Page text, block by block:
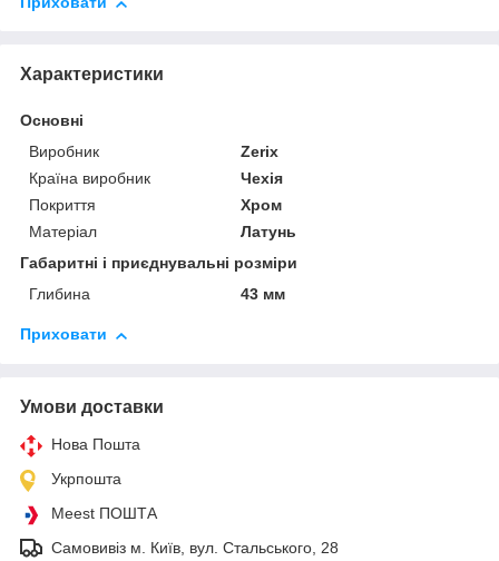
Характеристики
Основні
Виробник
Zerix
Країна виробник
Чехія
Покриття
Хром
Матеріал
Латунь
Габаритні і приєднувальні розміри
Глибина
43 мм
Приховати
Умови доставки
Нова Пошта
Укрпошта
Meest ПОШТА
Самовивіз м. Київ, вул. Стальського, 28